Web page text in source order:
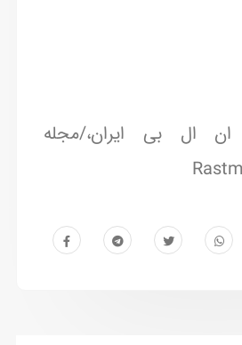
ان ال بی ایران،/مجله